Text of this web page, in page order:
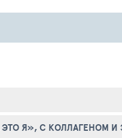
Я», С КОЛЛАГЕНОМ И